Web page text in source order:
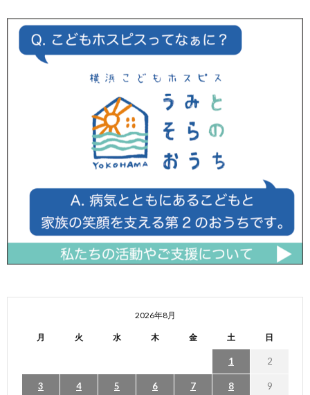
2026年8月
月 火 水 木 金 土 日
1 2
3 4 5 6 7 8 9